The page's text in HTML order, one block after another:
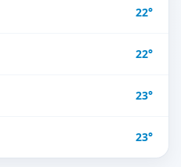
22°
22°
23°
23°